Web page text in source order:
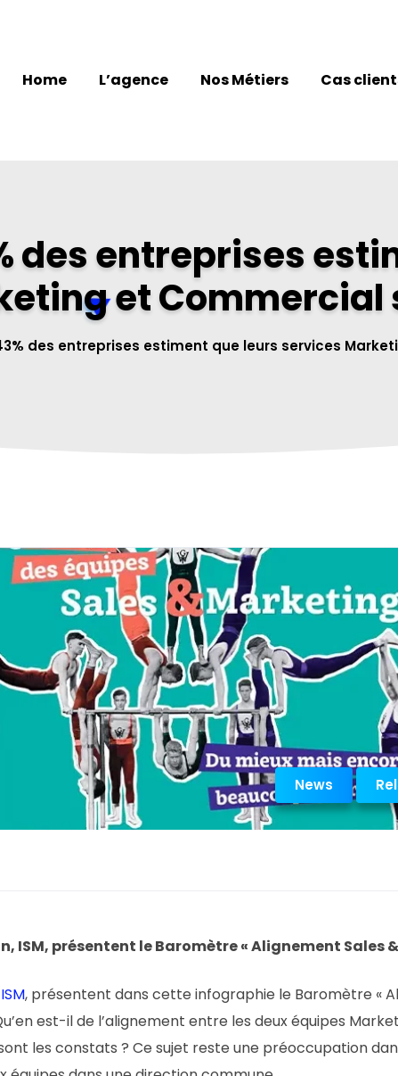
Home L’agence Nos Métiers Cas
des entreprises
et Commercial
des entreprises estiment que leurs services
News
ISM, présentent le Baromètre « Alignement Sales
ISM, présentent dans cette infographie le Baromètre «
est-il de l’alignement entre les deux équipes
les constats ? Ce sujet reste une préoccupation